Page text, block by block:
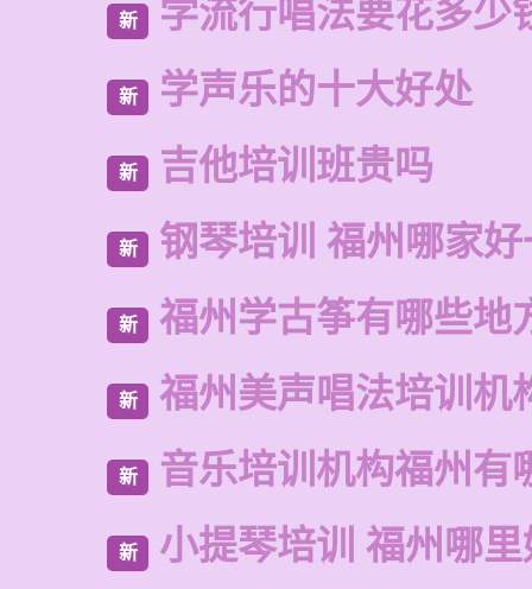
新 学流行唱法要花多少
新 学声乐的十大好处
新 吉他培训班贵吗
新 钢琴培训 福州哪家
新 福州学古筝有哪些地
新 福州美声唱法培训机
新 音乐培训机构福州有
新 小提琴培训 福州哪